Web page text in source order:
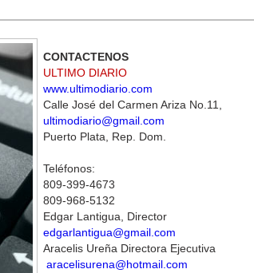
CONTACTENOS
ULTIMO DIARIO
www.ultimodiario.com
Calle José del Carmen Ariza No.11,
ultimodiario@gmail.com
Puerto Plata, Rep. Dom.
Teléfonos:
809-399-4673
809-968-5132
Edgar Lantigua, Director
edgarlantigua@gmail.com
Aracelis Ureña Directora Ejecutiva
aracelisurena@hotmail.com